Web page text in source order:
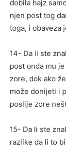
dobila hajz
njen post tog
toga, i obaveza
14- Da li ste
post onda mu
zore, dok ako
može donijeti i
poslije zore
15- Da li ste
razlike da li to